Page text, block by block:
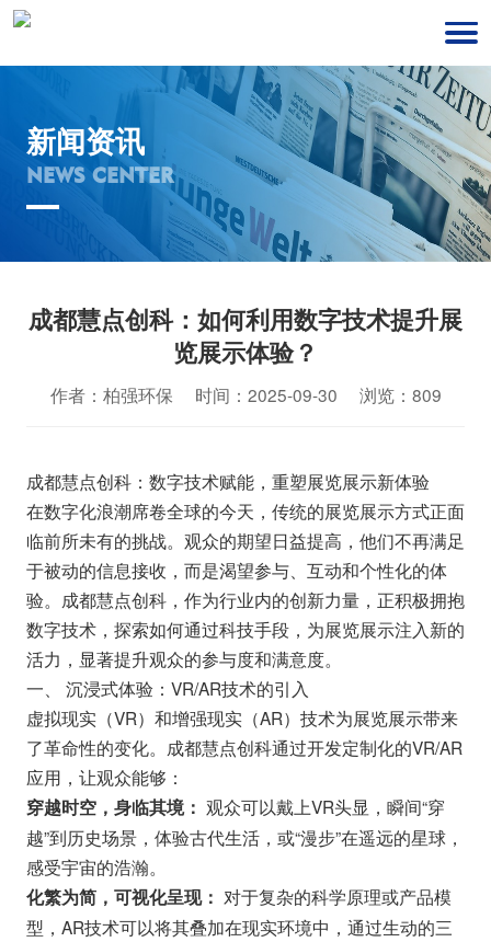
新闻资讯
NEWS CENTER
成都慧点创科：如何利用数字技术提升展
览展示体验？
作者：柏强环保 时间：2025-09-30 浏览：809
成都慧点创科：数字技术赋能，重塑展览展示新体验
在数字化浪潮席卷全球的今天，传统的展览展示方式正面
临前所未有的挑战。观众的期望日益提高，他们不再满足
于被动的信息接收，而是渴望参与、互动和个性化的体
验。成都慧点创科，作为行业内的创新力量，正积极拥抱
数字技术，探索如何通过科技手段，为展览展示注入新的
活力，显著提升观众的参与度和满意度。
一、 沉浸式体验：VR/AR技术的引入
虚拟现实（VR）和增强现实（AR）技术为展览展示带来
了革命性的变化。成都慧点创科通过开发定制化的VR/AR
应用，让观众能够：
穿越时空，身临其境： 观众可以戴上VR头显，瞬间“穿
越”到历史场景，体验古代生活，或“漫步”在遥远的星球，
感受宇宙的浩瀚。
化繁为简，可视化呈现： 对于复杂的科学原理或产品模
型，AR技术可以将其叠加在现实环境中，通过生动的三